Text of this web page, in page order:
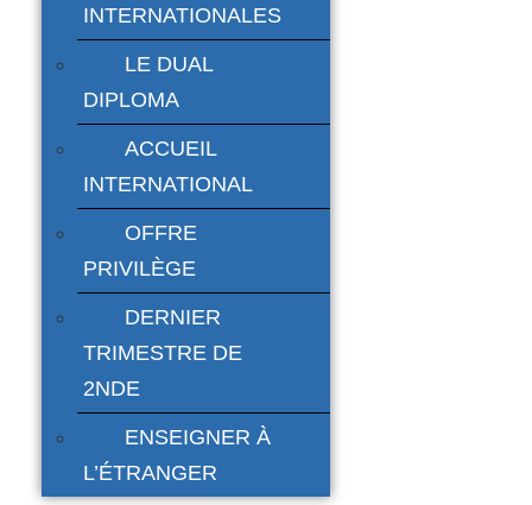
INTERNATIONALES
LE DUAL
DIPLOMA
ACCUEIL
INTERNATIONAL
OFFRE
PRIVILÈGE
DERNIER
TRIMESTRE DE
2NDE
ENSEIGNER À
L’ÉTRANGER